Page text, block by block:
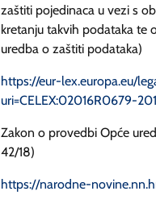
zaštiti pojedinaca u vezi s
kretanju takvih podataka te
uredba o zaštiti podataka)
https://eur-lex.europa.eu/
uri=CELEX:02016R0679-
Zakon o provedbi Opće
42/18)
https://narodne-